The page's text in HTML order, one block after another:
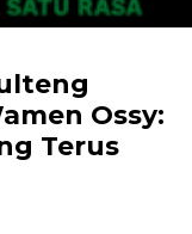
Ossy:
Terus